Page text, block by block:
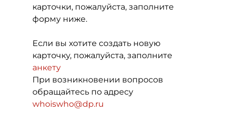
карточки, пожалуйста, заполните
форму ниже.
Если вы хотите создать новую
карточку, пожалуйста, заполните
анкету
При возникновении вопросов
обращайтесь по адресу
whoiswho@dp.ru